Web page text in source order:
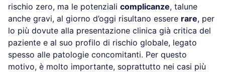
rischio zero, ma le potenziali complicanze, talune
anche gravi, al giorno d’oggi risultano essere rare, per
lo più dovute alla presentazione clinica già critica del
paziente e al suo profilo di rischio globale, legato
spesso alle patologie concomitanti. Per questo
motivo, è molto importante, soprattutto nei casi più